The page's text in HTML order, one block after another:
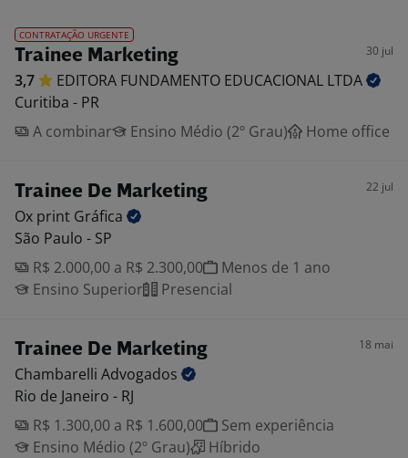
CONTRATAÇÃO URGENTE
Trainee Marketing 30 jul
3,7 EDITORA FUNDAMENTO EDUCACIONAL LTDA
Curitiba - PR
A combinar
Ensino Médio (2º Grau) Home office
Trainee De Marketing 22 jul
Ox print Gráfica
São Paulo - SP
R$ 2.000,00 a R$ 2.300,00
Menos de 1 ano
Ensino Superior
Presencial
Trainee De Marketing 18 mai
Chambarelli Advogados
Rio de Janeiro - RJ
R$ 1.300,00 a R$ 1.600,00
Sem experiência
Ensino Médio (2º Grau)
Híbrido